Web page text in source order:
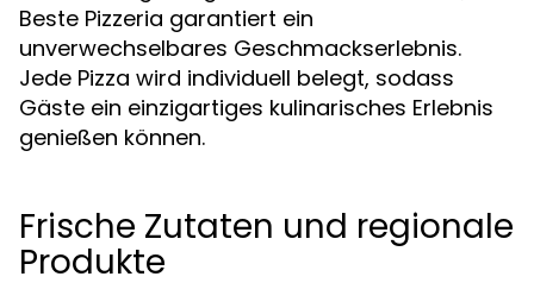
Beste Pizzeria garantiert ein
unverwechselbares Geschmackserlebnis.
Jede Pizza wird individuell belegt, sodass
Gäste ein einzigartiges kulinarisches Erlebnis
genießen können.
Frische Zutaten und regionale
Produkte